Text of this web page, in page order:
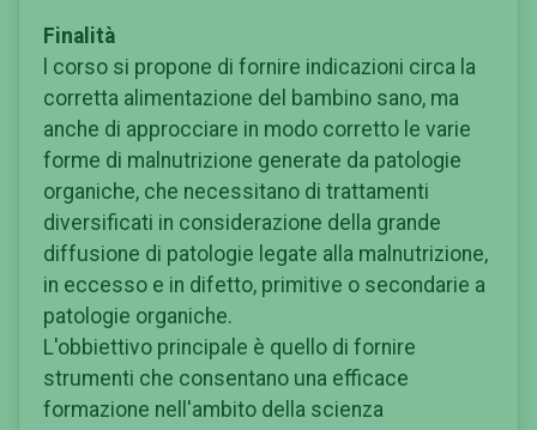
Finalità
l corso si propone di fornire indicazioni circa la
corretta alimentazione del bambino sano, ma
anche di approcciare in modo corretto le varie
forme di malnutrizione generate da patologie
organiche, che necessitano di trattamenti
diversificati in considerazione della grande
diffusione di patologie legate alla malnutrizione,
in eccesso e in difetto, primitive o secondarie a
patologie organiche.
L'obbiettivo principale è quello di fornire
strumenti che consentano una efficace
formazione nell'ambito della scienza